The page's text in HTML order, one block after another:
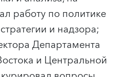
работу по политике
и надзора;
Департамента
и Центральной